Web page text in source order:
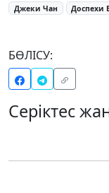
Джеки Чан Доспехи
БӨЛІСУ:
Серіктес